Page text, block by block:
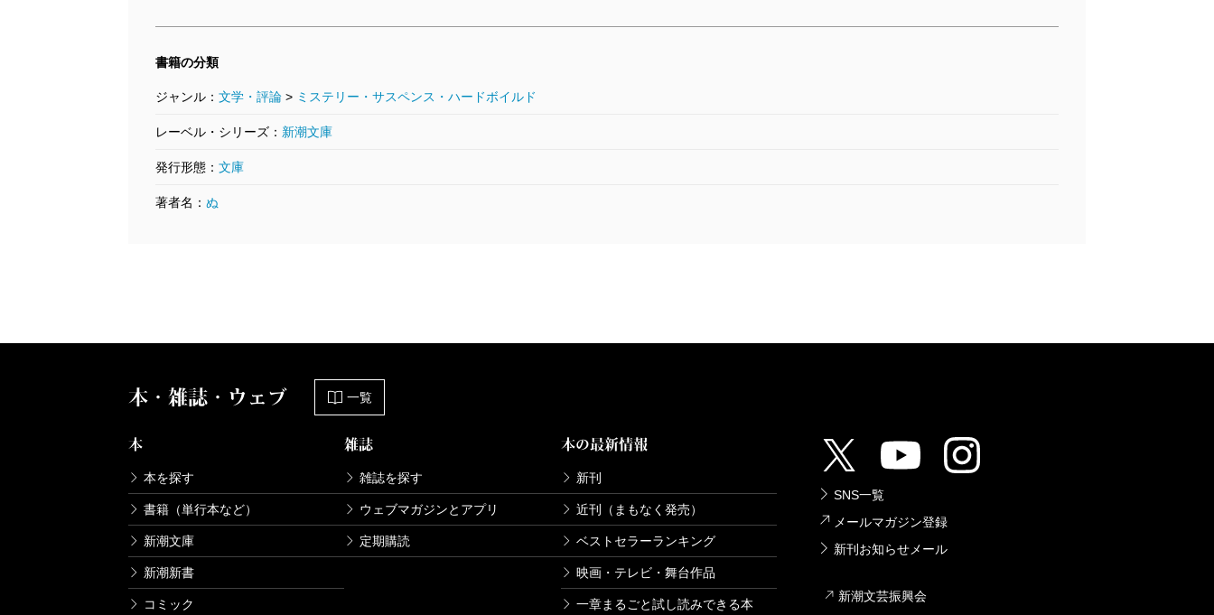
書籍の分類
ジャンル： 文学・評論 > ミステリー・サスペンス・ハードボイルド
レーベル・シリーズ： 新潮文庫
発行形態： 文庫
著者名： ぬ
本・雑誌・ウェブ 一覧
本
本を探す
書籍（単行本など）
新潮文庫
新潮新書
コミック
雑誌
雑誌を探す
ウェブマガジンとアプリ
定期購読
本の最新情報
新刊
近刊（まもなく発売）
ベストセラーランキング
映画・テレビ・舞台作品
一章まるごと試し読みできる本
SNS一覧
メールマガジン登録
新刊お知らせメール
新潮文芸振興会